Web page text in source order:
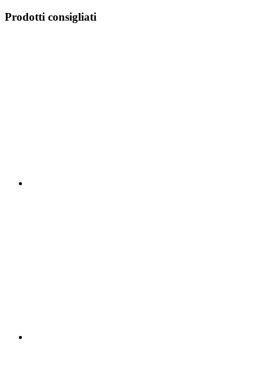
Prodotti consigliati